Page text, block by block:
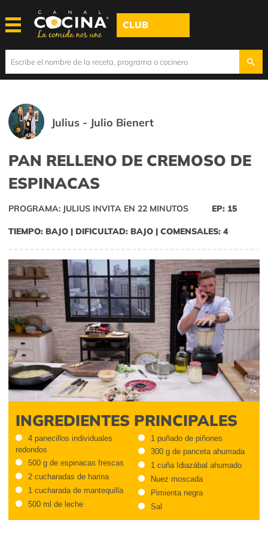
CLUB
Julius - Julio Bienert
PAN RELLENO DE CREMOSO DE
ESPINACAS
PROGRAMA: JULIUS INVITA EN 22 MINUTOS EP: 15
TIEMPO: BAJO | DIFICULTAD: BAJO | COMENSALES: 4
INGREDIENTES PRINCIPALES
4 panecillos individuales
redondos
500 g de espinacas frescas
2 cucharadas de harina
1 cucharada de mantequilla
500 ml de leche
1 puñado de piñones
300 g de panceta ahumada
1 cuña Idiazábal ahumado
Nuez moscada
Pimienta negra
Sal